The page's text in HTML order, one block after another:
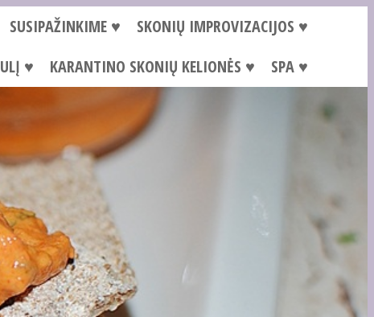
SUSIPAŽINKIME ♥
SKONIŲ IMPROVIZACIJOS ♥
♥
KARANTINO SKONIŲ KELIONĖS ♥ SPA ♥